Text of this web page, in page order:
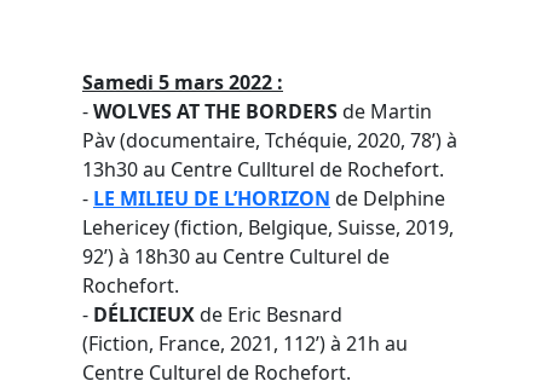
Samedi 5 mars 2022 :
-WOLVES AT THE BORDERSde Martin
Pàv (documentaire, Tchéquie, 2020, 78’) à
13h30 au Centre Cullturel de Rochefort.
- LE MILIEU DE L’HORIZON de Delphine
Lehericey (fiction, Belgique, Suisse, 2019,
92’) à 18h30 au Centre Culturel de
Rochefort.
- DÉLICIEUXde Eric Besnard
(Fiction, France, 2021, 112’) à 21h au
Centre Culturel de Rochefort.